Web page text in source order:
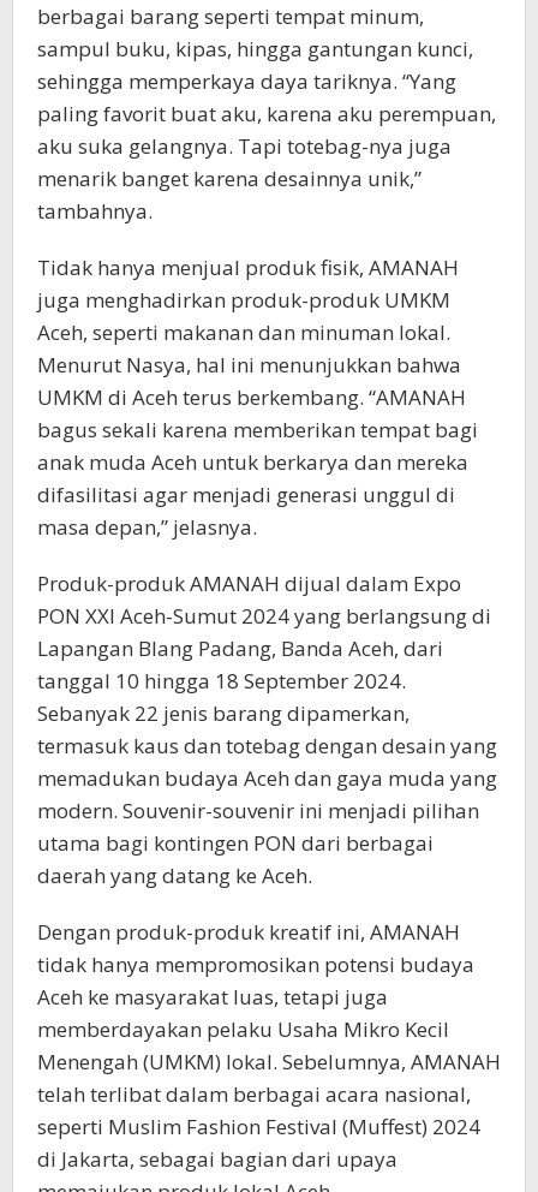
berbagai barang seperti tempat minum,
sampul buku, kipas, hingga gantungan kunci,
sehingga memperkaya daya tariknya. “Yang
paling favorit buat aku, karena aku perempuan,
aku suka gelangnya. Tapi totebag-nya juga
menarik banget karena desainnya unik,”
tambahnya.
Tidak hanya menjual produk fisik, AMANAH
juga menghadirkan produk-produk UMKM
Aceh, seperti makanan dan minuman lokal.
Menurut Nasya, hal ini menunjukkan bahwa
UMKM di Aceh terus berkembang. “AMANAH
bagus sekali karena memberikan tempat bagi
anak muda Aceh untuk berkarya dan mereka
difasilitasi agar menjadi generasi unggul di
masa depan,” jelasnya.
Produk-produk AMANAH dijual dalam Expo
PON XXI Aceh-Sumut 2024 yang berlangsung di
Lapangan Blang Padang, Banda Aceh, dari
tanggal 10 hingga 18 September 2024.
Sebanyak 22 jenis barang dipamerkan,
termasuk kaus dan totebag dengan desain yang
memadukan budaya Aceh dan gaya muda yang
modern. Souvenir-souvenir ini menjadi pilihan
utama bagi kontingen PON dari berbagai
daerah yang datang ke Aceh.
Dengan produk-produk kreatif ini, AMANAH
tidak hanya mempromosikan potensi budaya
Aceh ke masyarakat luas, tetapi juga
memberdayakan pelaku Usaha Mikro Kecil
Menengah (UMKM) lokal. Sebelumnya, AMANAH
telah terlibat dalam berbagai acara nasional,
seperti Muslim Fashion Festival (Muffest) 2024
di Jakarta, sebagai bagian dari upaya